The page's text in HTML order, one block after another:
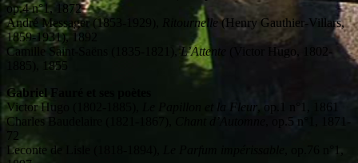
op.4 n°1, 1872
André Messager (1853-1929),
Ritournelle(Henry Gauthier-Villars,
1859-1931), 1892
Camille Saint-Saëns (1835-1821), L’Attente
(Victor Hugo, 1802-
1885), 1855
Gabriel Fauré et ses poètes
Victor Hugo (1802-1885),
Le Papillon et la Fleur, op.1 n°1, 1861
Charles Baudelaire (1821-1867),
, op.5 n°1, 1871-
72
Leconte de Lisle (1818-1894),
, op.76 n°1,